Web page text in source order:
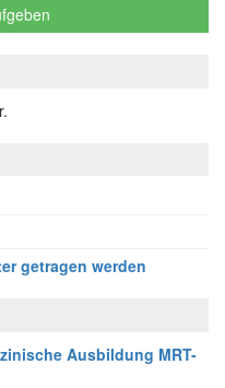
getragen werden
Ausbildung MRT-